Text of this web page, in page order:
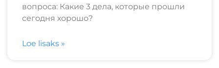
вопроса: Какие 3 дела, которые прошли
сегодня хорошо?
Loe lisaks »